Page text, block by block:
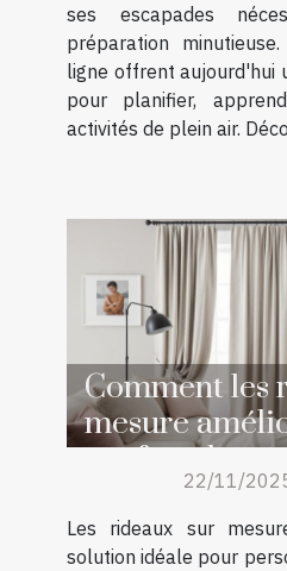
ses escapades
préparation
ligne offrent aujourd'hui
pour planifier,
activités de plein air.
Comment les
mesure
confort de
22/11/
Les rideaux sur
solution idéale pour